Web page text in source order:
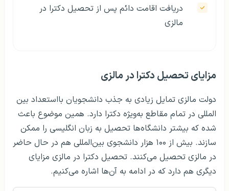
دریافت اقامت دائم پس از تحصیل دکترا در
مالزی
مزایای تحصیل دکترا در مالزی
دولت مالزی تمایل زیادی به جذب دانشجویان بااستعداد بین­‌
المللی در تمام مقاطع به‌ویژه دکترا دارد. همین موضوع باعث
شده که بیشتر دانشگاه‌ها تحصیل به زبان انگلیسی را ممکن
سازند. بیش از ۱۰۰ هزار دانشجوی بین‌­المللی هم در حال حاضر
در مالزی تحصیل می‌کنند. تحصیل دکترا در مالزی مزایای
دیگری هم دارد که در ادامه به آن‌ها اشاره می‌کنیم.